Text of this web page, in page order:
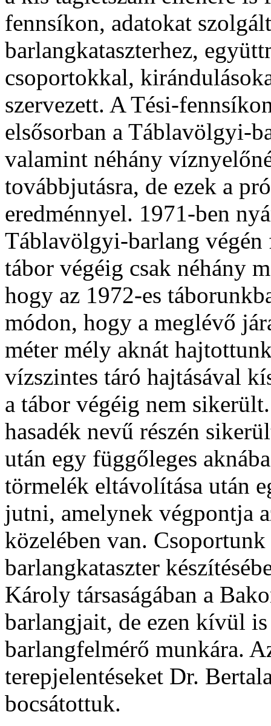
fennsíkon, adatokat
barlangkataszterhez,
csoportokkal,
szervezett. A Tési-
elsősorban a Táblavölgyi-
valamint néhány
továbbjutásra, de ezek a
eredménnyel. 1971-ben
Táblavölgyi-barlang
tábor végéig csak néhány
hogy az 1972-es
módon, hogy a meglévő
méter mély aknát
vízszintes táró hajtásával
a tábor végéig nem
hasadék nevű részén
után egy függőleges
törmelék eltávolítása után
jutni, amelynek végpontja
közelében van.
barlangkataszter
Károly társaságában a
barlangjait, de ezen kívül
barlangfelmérő munkára.
terepjelentéseket Dr.
bocsátottuk.